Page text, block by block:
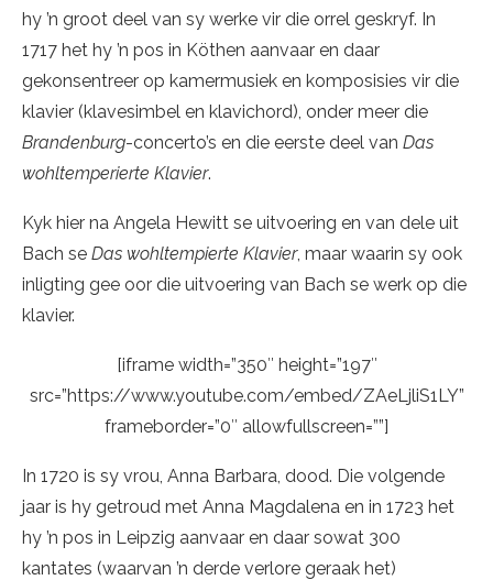
hy ’n groot deel van sy werke vir die orrel geskryf. In
1717 het hy ’n pos in Köthen aanvaar en daar
gekonsentreer op kamermusiek en komposisies vir die
klavier (klavesimbel en klavichord), onder meer die
Brandenburg-concerto’s en die eerste deel van Das
wohltemperierte Klavier.
Kyk hier na Angela Hewitt se uitvoering en van dele uit
Bach se Das wohltempierte Klavier, maar waarin sy ook
inligting gee oor die uitvoering van Bach se werk op die
klavier.
[iframe width=”350″ height=”197″
src=”https://www.youtube.com/embed/ZAeLjliS1LY”
frameborder=”0″ allowfullscreen=””]
In 1720 is sy vrou, Anna Barbara, dood. Die volgende
jaar is hy getroud met Anna Magdalena en in 1723 het
hy ’n pos in Leipzig aanvaar en daar sowat 300
kantates (waarvan ’n derde verlore geraak het)